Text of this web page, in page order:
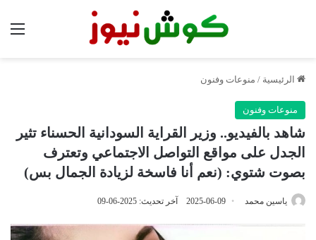
الرئيسية / منوعات وفنون
منوعات وفنون
شاهد بالفيديو.. وزير القراية السودانية الحسناء تثير
الجدل على مواقع التواصل الاجتماعي وتعترف
بصوت شتوي: (نعم أنا فاسخة لزيادة الجمال بس)
ياسين محمد 2025-06-09 آخر تحديث: 2025-06-09